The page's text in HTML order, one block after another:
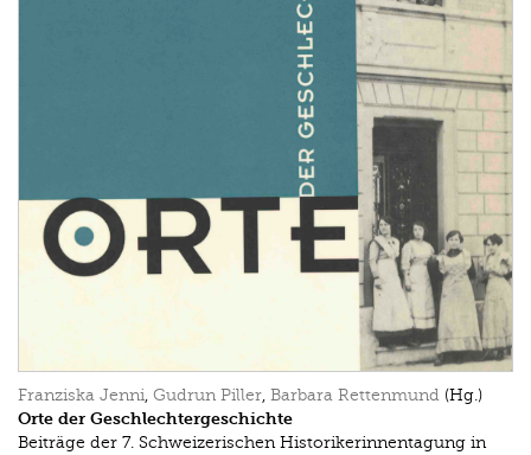
Franziska Jenni Gudrun Piller Barbara Rettenmund (Hg.)
Orte der Geschlechtergeschichte
Beiträge der 7. Schweizerischen Historikerinnentagung in